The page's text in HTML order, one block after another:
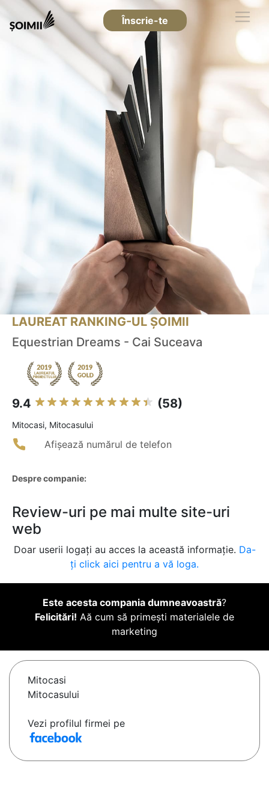
Înscrie-te
LAUREAT RANKING-UL ȘOIMII
Equestrian Dreams - Cai Suceava
9.4 (58)
Mitocasi, Mitocasului
Afișează numărul de telefon
Despre companie:
Review-uri pe mai multe site-uri
web
Doar userii logați au acces la această informație. Da-
ți click aici pentru a vă loga.
Este acesta compania dumneavoastră?
Felicitări! Aă cum să primești materialele de
marketing
Mitocasi
Mitocasului
Vezi profilul firmei pe